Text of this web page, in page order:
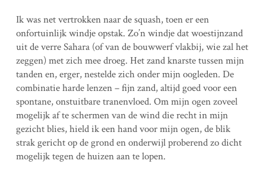
Ik was net vertrokken naar de squash, toen er een
onfortuinlijk windje opstak. Zo’n windje dat woestijnzand
uit de verre Sahara (of van de bouwwerf vlakbij, wie zal het
zeggen) met zich mee droeg. Het zand knarste tussen mijn
tanden en, erger, nestelde zich onder mijn oogleden. De
combinatie harde lenzen – fijn zand, altijd goed voor een
spontane, onstuitbare tranenvloed. Om mijn ogen zoveel
mogelijk af te schermen van de wind die recht in mijn
gezicht blies, hield ik een hand voor mijn ogen, de blik
strak gericht op de grond en onderwijl proberend zo dicht
mogelijk tegen de huizen aan te lopen.